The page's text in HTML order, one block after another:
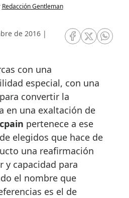
Redacción Gentleman
de 2016 |
RRSS Facebook
RRSSRRSS
especial, con una
convertir la
en una exaltación de
pertenece a ese
elegidos que hace de
una reafirmación
y capacidad para
el nombre que
es el de